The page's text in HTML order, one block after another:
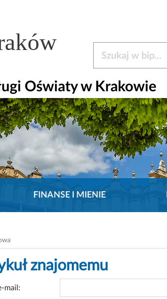
Oświaty w Krakowie
FINANSE I MIENIE
znajomemu
mail: